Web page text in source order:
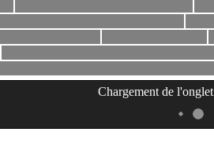
Chargement de l'onglet